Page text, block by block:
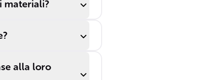
materiali?
alla loro